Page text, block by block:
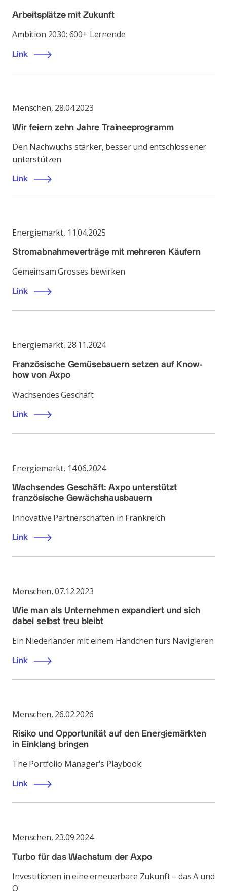
Arbeitsplätze mit Zukunft
Ambition 2030: 600+ Lernende
Link
Menschen, 28.04.2023
Wir feiern zehn Jahre Traineeprogramm
Den Nachwuchs stärker, besser und entschlossener
unterstützen
Link
Energiemarkt, 11.04.2025
Stromabnahmeverträge mit mehreren Käufern
Gemeinsam Grosses bewirken
Link
Energiemarkt, 28.11.2024
Französische Gemüsebauern setzen auf Know-
how von Axpo
Wachsendes Geschäft
Link
Energiemarkt, 14.06.2024
Wachsendes Geschäft: Axpo unterstützt
französische Gewächshausbauern
Innovative Partnerschaften in Frankreich
Link
Menschen,07.12.2023
Wie man als Unternehmen expandiert und sich
dabei selbst treu bleibt
Ein Niederländer mit einem Händchen fürs Navigieren
Link
Menschen, 26.02.2026
Risiko und Opportunität auf den Energiemärkten
in Einklang bringen
The Portfolio Manager's Playbook
Link
Menschen, 23.09.2024
Turbo für das Wachstum der Axpo
Investitionen in eine erneuerbare Zukunft – das A und
O